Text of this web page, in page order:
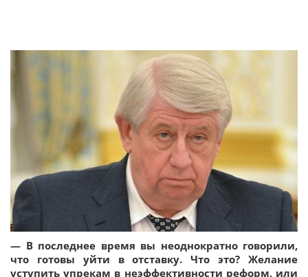
— В последнее время вы неоднократно говорили,
что готовы уйти в отставку. Что это? Желание
уступить упрекам в неэффективности реформ, или